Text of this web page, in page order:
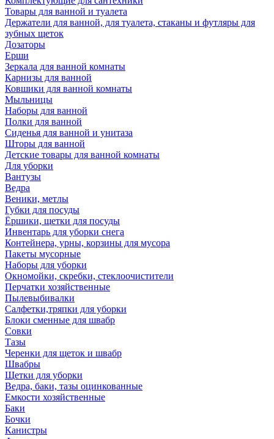
Товары для ванной и туалета
Держатели для ванной, для туалета, стаканы и футляры для
зубных щеток
Дозаторы
Ерши
Зеркала для ванной комнаты
Карнизы для ванной
Ковшики для ванной комнаты
Мыльницы
Наборы для ванной
Полки для ванной
Сиденья для ванной и унитаза
Шторы для ванной
Детские товары для ванной комнаты
Для уборки
Вантузы
Ведра
Веники, метлы
Губки для посуды
Ёршики, щетки для посуды
Инвентарь для уборки снега
Контейнера, урны, корзины для мусора
Пакеты мусорные
Наборы для уборки
Окномойки, скребки, стеклоочистители
Перчатки хозяйственные
Пылевыбивалки
Салфетки,тряпки для уборки
Блоки сменные для швабр
Совки
Тазы
Черенки для щеток и швабр
Швабры
Щетки для уборки
Ведра, баки, тазы оцинкованные
Емкости хозяйственные
Баки
Бочки
Канистры